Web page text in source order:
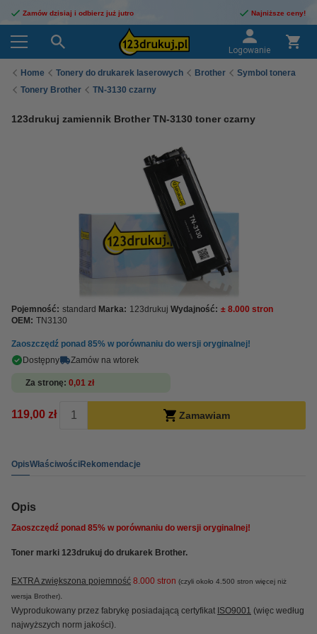
Zamów dzisiaj i odbierz już jutro Najniższe ceny!
Logowanie
Home Tonery do drukarek laserowych Brother
Symbol tonera
Tonery Brother
TN-3130 czarny
123drukuj zamiennik Brother TN-3130 toner czarny
Pojemność: standard Marka: 123drukuj Wydajność: ± 8.000 stron
OEM: TN3130
Zaoszczędź ponad 85% w porównaniu do wersji oryginalnej!
Dostępny
Zamów na wtorek
Za stronę 0,01 zł
119,00 zł Zamawiam
OpisWłaściwościRekomendacje
Opis
Zaoszczędź ponad 85% w porównaniu do wersji oryginalnej!
Toner marki 123drukuj do drukarek Brother.
EXTRA zwiększona pojemność 8.000 stron (czyli około 4.500 stron więcej niż
wersja Brother).
Wyprodukowany przez fabrykę posiadającą certyfikat ISO9001 (więc według
najwyższych norm jakości).